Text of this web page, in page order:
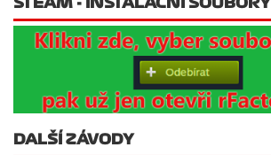
DALŠÍ ZÁVODY